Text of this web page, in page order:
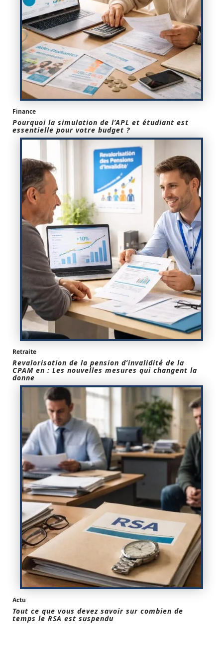
Finance
Pourquoi la simulation de l’APL et étudiant est
essentielle pour votre budget ?
Retraite
Revalorisation de la pension d’invalidité de la
CPAM en : Les nouvelles mesures qui changent la
donne
Actu
Tout ce que vous devez savoir sur combien de
temps le RSA est suspendu